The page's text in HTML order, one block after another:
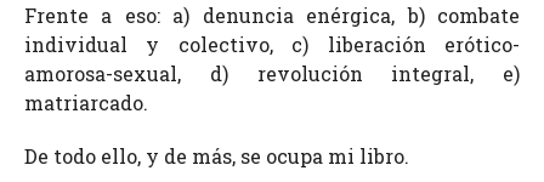
Frente a eso: a) denuncia enérgica, b) combate
individual y colectivo, c) liberación erótico-
amorosa-sexual, d) revolución integral, e)
matriarcado.
De todo ello, y de más, se ocupa mi libro.